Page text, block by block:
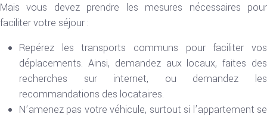
Mais vous devez prendre les mesures nécessaires pour
faciliter votre séjour :
Repérez les transports communs pour faciliter vos
déplacements. Ainsi, demandez aux locaux, faites des
recherches sur internet, ou demandez les
recommandations des locataires.
N’amenez pas votre véhicule, surtout si l’appartement se